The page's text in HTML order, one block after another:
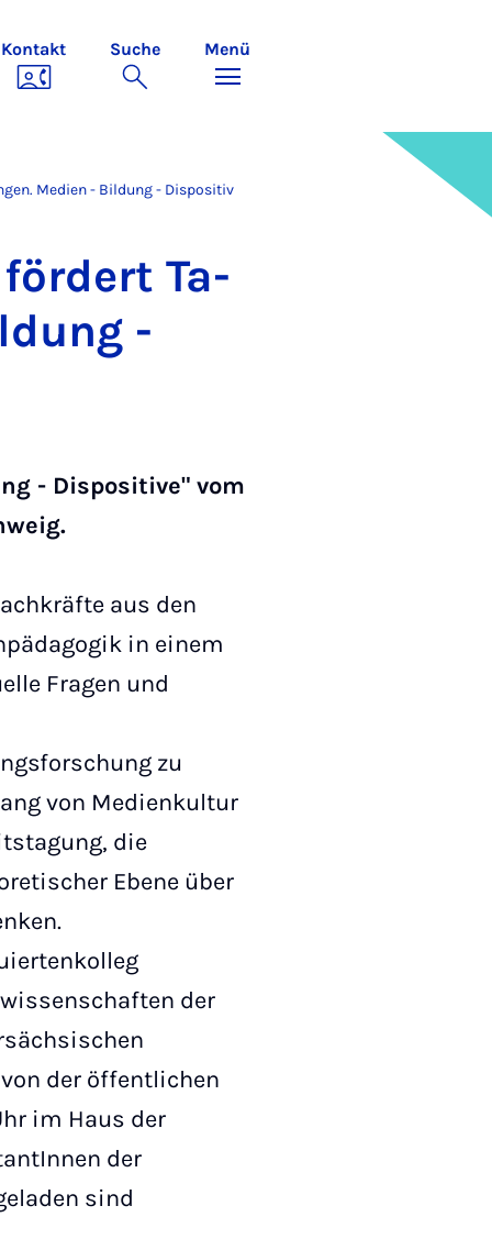
Kontakt Suche Menü
Medien - Bildung - Dispositiv
Ta­
-
- Dispositive" vom
aus den
in einem
Fragen und
zu
von Medienkultur
die
Ebene über
der
der öffentlichen
im Haus der
der
sind